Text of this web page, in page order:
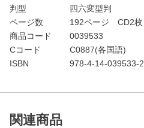
判型
四六変型判
ページ数
192ページ CD2枚
商品コード
0039533
Cコード
C0887(各国語)
ISBN
978-4-14-039533-2
関連商品